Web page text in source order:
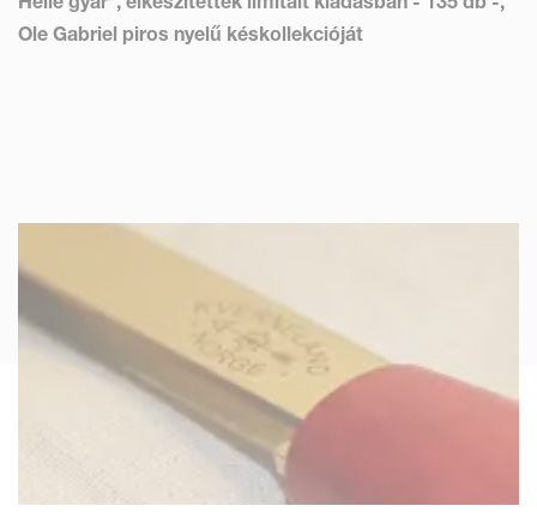
Ole Gabriel piros nyelű késkollekcióját